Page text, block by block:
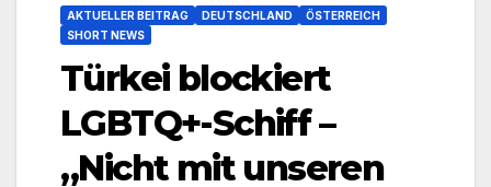
AKTUELLER BEITRAG DEUTSCHLAND
ÖSTERREICH
SHORT NEWS
Türkei blockiert
LGBTQ+-Schiff –
„Nicht mit unseren